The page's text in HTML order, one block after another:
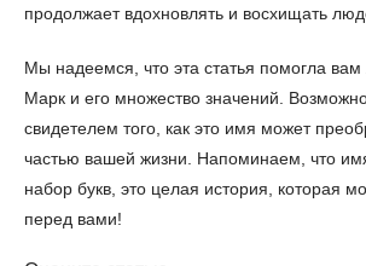
продолжает вдохновлять и восхищать
Мы надеемся, что эта статья помогла
Марк и его множество значений.
свидетелем того, как это имя может
частью вашей жизни. Напоминаем, что
набор букв, это целая история, которая
перед вами!